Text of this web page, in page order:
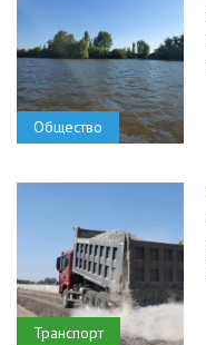
Общество
Транспорт